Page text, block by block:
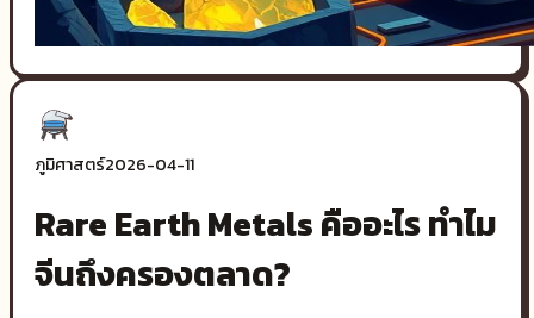
ภูมิศาสตร์2026-04-11
Rare Earth Metals คืออะไร ทำไม
จีนถึงครองตลาด?